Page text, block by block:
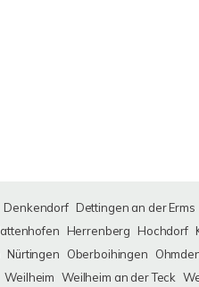
Denkendorf Dettingen an der Erms
Herrenberg Hochdorf
Nürtingen Oberboihingen
Weilheim Weilheim an der Teck